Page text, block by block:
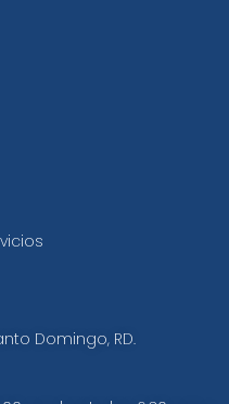
Domingo, RD.​